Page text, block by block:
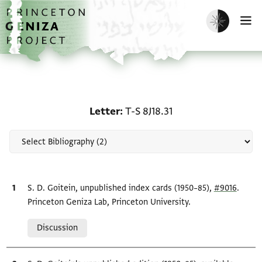
Skip to main content
home
Enable dark
Letter T-S 8J18.31
Bibliographic citation
S. D. Goitein, unpublished index cards (1950–85), #9016.
Princeton Geniza Lab, Princeton University.
Discussion